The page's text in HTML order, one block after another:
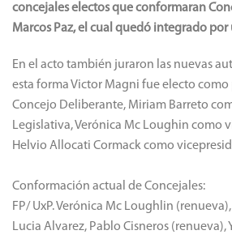
concejales electos que conformaran
Marcos Paz, el cual quedó integrado por
En el acto también juraron las nuevas
esta forma Victor Magni fue electo como
Concejo Deliberante, Miriam Barreto
Legislativa, Verónica Mc Loughin como
Helvio Allocati Cormack como
Conformación actual de Concejales:
FP/ UxP. Verónica Mc Loughlin
Lucia Alvarez, Pablo Cisneros (renueva),